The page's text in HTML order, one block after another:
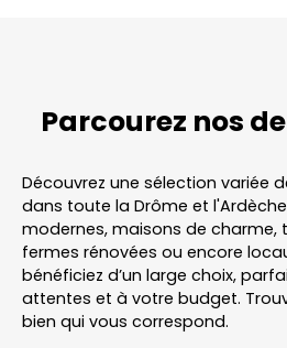
Parcourez nos
Découvrez une sélection variée
dans toute la Drôme et l'Ardèche
modernes, maisons de charme,
fermes rénovées ou encore
bénéficiez d’un large choix,
attentes et à votre budget.
bien qui vous correspond.